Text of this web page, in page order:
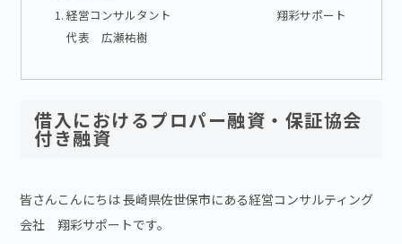
経営コンサルタント 翔彩サポート
代表 広瀬祐樹
借入におけるプロパー融資・保証協会
付き融資
皆さんこんにちは 長崎県佐世保市にある経営コンサルティング
会社 翔彩サポートです。